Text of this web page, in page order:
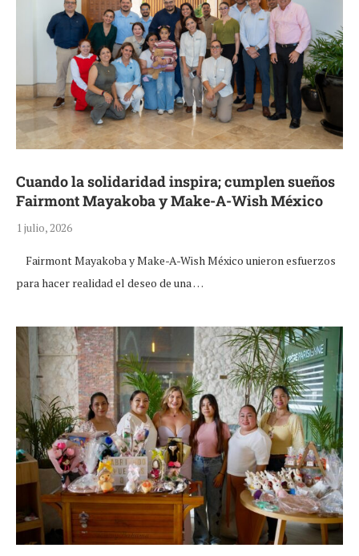
Cuando la solidaridad inspira; cumplen sueños
Fairmont Mayakoba y Make-A-Wish México
1 julio, 2026
Fairmont Mayakoba y Make-A-Wish México unieron esfuerzos
para hacer realidad el deseo de una …